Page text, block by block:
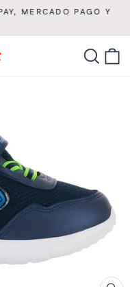
MERCADO PAGO Y